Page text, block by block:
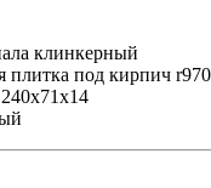
клинкерный
плитка под кирпич
240х71х14